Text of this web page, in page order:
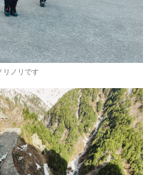
リノリです